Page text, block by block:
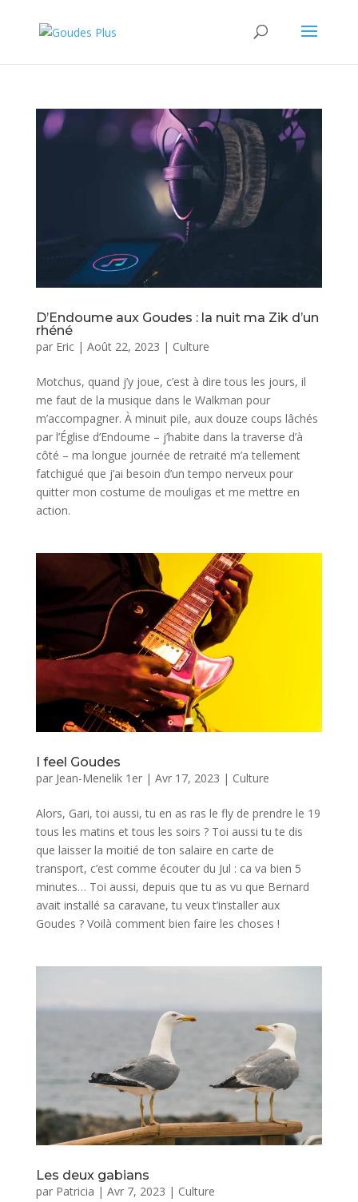
D’Endoume aux Goudes : la nuit ma Zik d’un
rhéné
par Eric| Août 22, 2023 | Culture
Motchus, quand j’y joue, c’est à dire tous les jours, il
me faut de la musique dans le Walkman pour
m’accompagner. À minuit pile, aux douze coups lâchés
par l’Église d’Endoume – j’habite dans la traverse d’à
côté – ma longue journée de retraité m’a tellement
fatchigué que j’ai besoin d’un tempo nerveux pour
quitter mon costume de mouligas et me mettre en
action.
I feel Goudes
par Jean-Menelik 1er| Avr 17, 2023 | Culture
Alors, Gari, toi aussi, tu en as ras le fly de prendre le 19
tous les matins et tous les soirs ? Toi aussi tu te dis
que laisser la moitié de ton salaire en carte de
transport, c’est comme écouter du Jul : ca va bien 5
minutes… Toi aussi, depuis que tu as vu que Bernard
avait installé sa caravane, tu veux t’installer aux
Goudes ? Voilà comment bien faire les choses !
Les deux gabians
par Patricia | Avr 7, 2023 | Culture